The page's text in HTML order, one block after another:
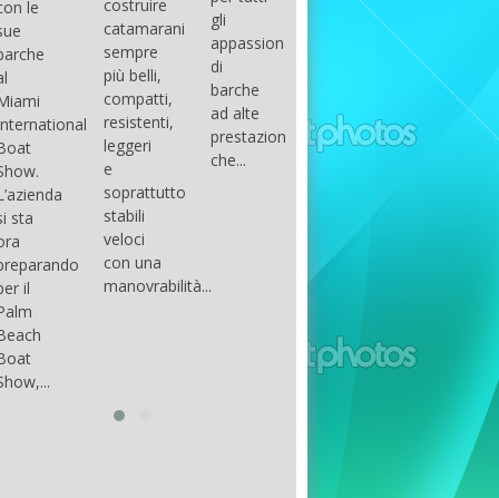
le
sta
il
costruire
catamarani
sempre
più belli,
compatti,
resistenti,
leggeri
e
soprattutto
stabili
veloci
con una
manovrabilità...
gli
appassionati
di
barche
ad alte
prestazioni,
che...
occur.
The
correct
parts of
the
group.